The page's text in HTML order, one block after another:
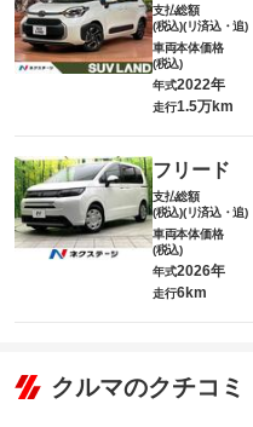
支払総額
(税込)(リ済込・追)
車両本体価格
(税込)
年式2022年
走行1.5万km
フリード
支払総額
(税込)(リ済込・追)
車両本体価格
(税込)
年式2026年
走行6km
クルマのクチコミ